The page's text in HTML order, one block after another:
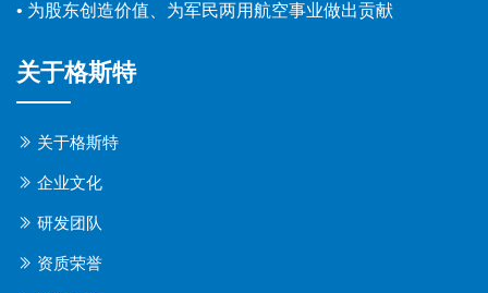
• 为股东创造价值、为军民两用航空事业做出贡献
关于格斯特
关于格斯特
企业文化
研发团队
资质荣誉